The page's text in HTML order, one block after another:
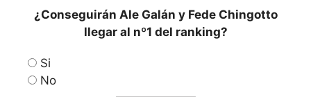
¿Conseguirán Ale Galán y Fede Chingotto
llegar al nº1 del ranking?
Si
No